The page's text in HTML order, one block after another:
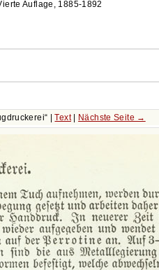
Auflage, 1885-1892
|Text| Nächste Seite →